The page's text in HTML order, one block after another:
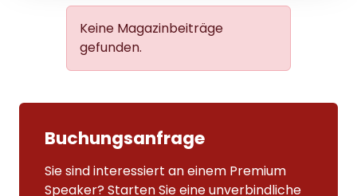
Keine Magazinbeiträge
gefunden.
Buchungsanfrage
Sie sind interessiert an einem Premium
Speaker? Starten Sie eine unverbindliche